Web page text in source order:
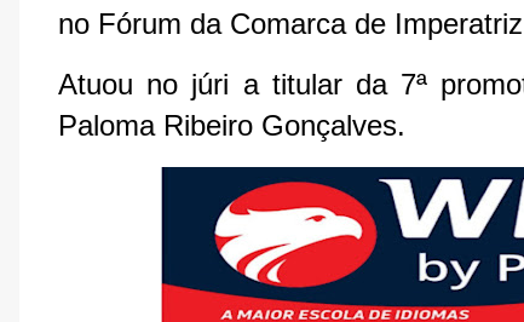
no Fórum da Comarca de
Atuou no júri a titular da 7ª
Paloma Ribeiro Gonçalves.